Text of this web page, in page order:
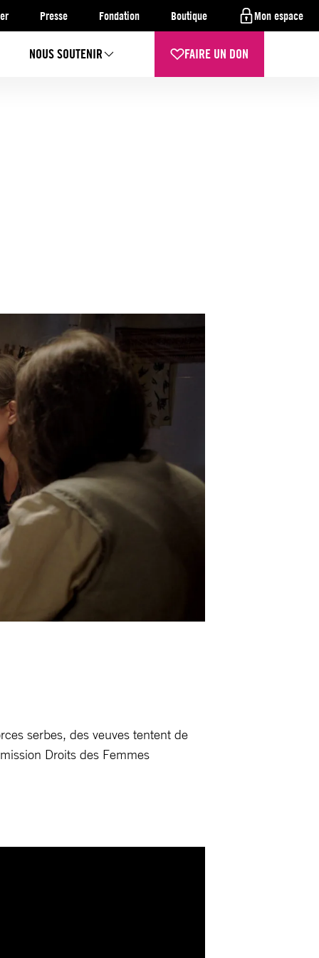
Presse Fondation Boutique Mon espace
NOUS SOUTENIR FAIRE UN DON
serbes, des veuves tentent de
Droits des Femmes